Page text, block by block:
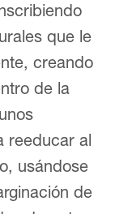
que le
creando
de la
reeducar al
usándose
de